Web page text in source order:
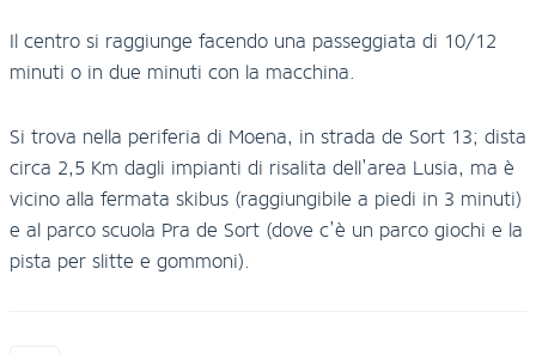
Il centro si raggiunge facendo una passeggiata di 10/12
minuti o in due minuti con la macchina.
Si trova nella periferia di Moena, in strada de Sort 13; dista
circa 2,5 Km dagli impianti di risalita dell’area Lusia, ma è
vicino alla fermata skibus (raggiungibile a piedi in 3 minuti)
e al parco scuola Pra de Sort (dove c’è un parco giochi e la
pista per slitte e gommoni).